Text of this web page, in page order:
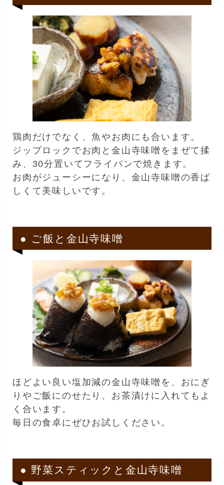
鶏肉だけでなく、魚やお肉にも合います。
ジップロックでお肉と金山寺味噌をまぜて揉
み、30分置いてフライパンで焼きます。
お肉がジューシーになり、金山寺味噌の香ば
しくて美味しいです。
● ご飯と金山寺味噌
ほどよい良い塩加減の金山寺味噌を、おにぎ
りやご飯にのせたり、お茶漬けに入れてもよ
く合います。
毎日の食卓にぜひお試しください。
● 野菜スティックと金山寺味噌